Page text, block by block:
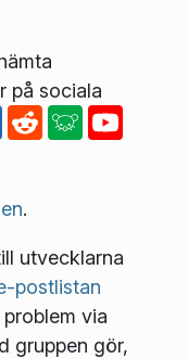
på sociala
.
utvecklarna
postlistan
via
gruppen gör,